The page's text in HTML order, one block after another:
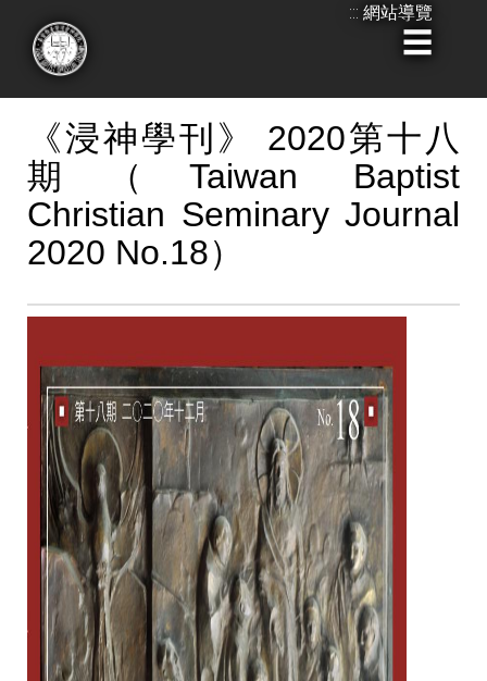
::: 網站導覽
《浸神學刊》 2020第十八
期（Taiwan Baptist
Christian Seminary Journal
2020 No.18）